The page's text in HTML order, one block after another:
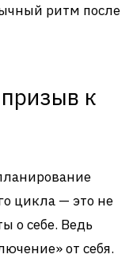
ритм после
к
цикла — это не
о себе. Ведь
от себя.